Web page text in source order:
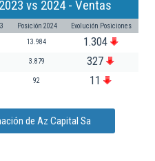
vs 2024 - Ventas
Posición 2024 Evolución Posiciones
13.984 1.304
3.879 327
92 11
de Az Capital Sa